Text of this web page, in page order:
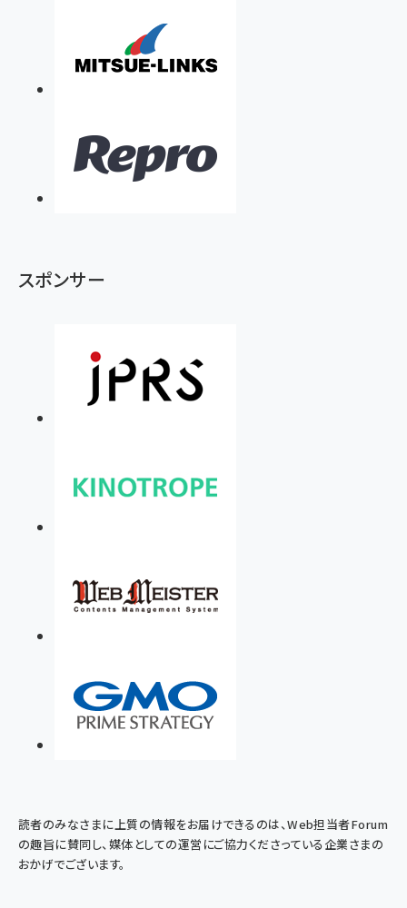
スポンサー
読者のみなさまに上質の情報をお届けできるのは、Web担当者Forum
の趣旨に賛同し、媒体としての運営にご協力くださっている企業さまの
おかげでございます。